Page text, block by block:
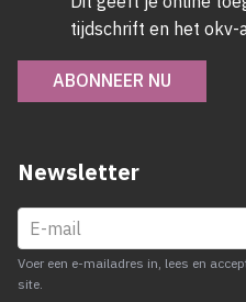
tijdschrift en het okv-
ABONNEER NU
Newsletter
Voer een e-mailadres in, lees en
site.